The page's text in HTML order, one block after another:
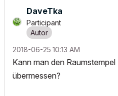
DaveTka
Participant
‎2018-06-25 10:13 AM
Kann man den
übermessen?